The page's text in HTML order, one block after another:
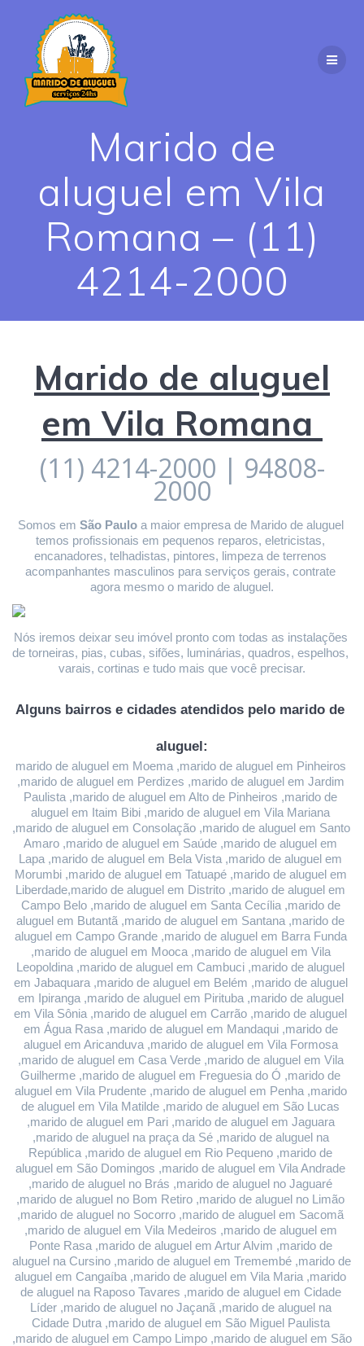
Marido de
aluguel em Vila
Romana – (11)
4214-2000
Marido de aluguel
em Vila Romana
(11) 4214-2000 | 94808-
2000
Somos em São Paulo a maior empresa de Marido de aluguel
temos profissionais em pequenos reparos, eletricistas,
encanadores, telhadistas, pintores, limpeza de terrenos
acompanhantes masculinos para serviços gerais, contrate
agora mesmo o marido de aluguel.
Nós iremos deixar seu imóvel pronto com todas as instalações
de torneiras, pias, cubas, sifões, luminárias, quadros, espelhos,
varais, cortinas e tudo mais que você precisar.
Alguns bairros e cidades atendidos pelo marido de
aluguel:
marido de aluguel em Moema ,marido de aluguel em Pinheiros
,marido de aluguel em Perdizes ,marido de aluguel em Jardim
Paulista ,marido de aluguel em Alto de Pinheiros ,marido de
aluguel em Itaim Bibi ,marido de aluguel em Vila Mariana
,marido de aluguel em Consolação ,marido de aluguel em Santo
Amaro ,marido de aluguel em Saúde ,marido de aluguel em
Lapa ,marido de aluguel em Bela Vista ,marido de aluguel em
Morumbi ,marido de aluguel em Tatuapé ,marido de aluguel em
Liberdade,marido de aluguel em Distrito ,marido de aluguel em
Campo Belo ,marido de aluguel em Santa Cecília ,marido de
aluguel em Butantã ,marido de aluguel em Santana ,marido de
aluguel em Campo Grande ,marido de aluguel em Barra Funda
,marido de aluguel em Mooca ,marido de aluguel em Vila
Leopoldina ,marido de aluguel em Cambuci ,marido de aluguel
em Jabaquara ,marido de aluguel em Belém ,marido de aluguel
em Ipiranga ,marido de aluguel em Pirituba ,marido de aluguel
em Vila Sônia ,marido de aluguel em Carrão ,marido de aluguel
em Água Rasa ,marido de aluguel em Mandaqui ,marido de
aluguel em Aricanduva ,marido de aluguel em Vila Formosa
,marido de aluguel em Casa Verde ,marido de aluguel em Vila
Guilherme ,marido de aluguel em Freguesia do Ó ,marido de
aluguel em Vila Prudente ,marido de aluguel em Penha ,marido
de aluguel em Vila Matilde ,marido de aluguel em São Lucas
,marido de aluguel em Pari ,marido de aluguel em Jaguara
,marido de aluguel na praça da Sé ,marido de aluguel na
República ,marido de aluguel em Rio Pequeno ,marido de
aluguel em São Domingos ,marido de aluguel em Vila Andrade
,marido de aluguel no Brás ,marido de aluguel no Jaguaré
,marido de aluguel no Bom Retiro ,marido de aluguel no Limão
,marido de aluguel no Socorro ,marido de aluguel em Sacomã
,marido de aluguel em Vila Medeiros ,marido de aluguel em
Ponte Rasa ,marido de aluguel em Artur Alvim ,marido de
aluguel na Cursino ,marido de aluguel em Tremembé ,marido de
aluguel em Cangaíba ,marido de aluguel em Vila Maria ,marido
de aluguel na Raposo Tavares ,marido de aluguel em Cidade
Líder ,marido de aluguel no Jaçanã ,marido de aluguel na
Cidade Dutra ,marido de aluguel em São Miguel Paulista
,marido de aluguel em Campo Limpo ,marido de aluguel em São